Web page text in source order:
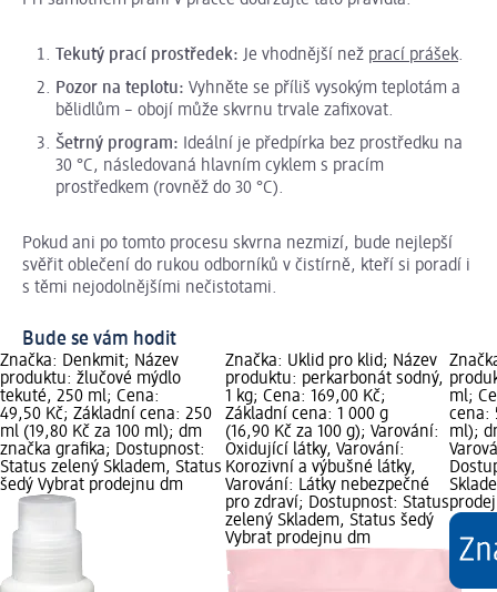
Tekutý prací prostředek: Je vhodnější než prací prášek.
Pozor na teplotu: Vyhněte se příliš vysokým teplotám a
bělidlům – obojí může skvrnu trvale zafixovat.
Šetrný program: Ideální je předpírka bez prostředku na
30 °C, následovaná hlavním cyklem s pracím
prostředkem (rovněž do 30 °C).
Pokud ani po tomto procesu skvrna nezmizí, bude nejlepší
svěřit oblečení do rukou odborníků v čistírně, kteří si poradí i
s těmi nejodolnějšími nečistotami.
Bude se vám hodit
Značka: Denkmit; Název
produktu: žlučové mýdlo
tekuté, 250 ml; Cena:
49,50 Kč; Základní cena: 250
ml (19,80 Kč za 100 ml); dm
značka grafika; Dostupnost:
Status zelený Skladem, Status
šedý Vybrat prodejnu dm
Značka: Úklid pro klid; Název
produktu: perkarbonát sodný,
1 kg; Cena: 169,00 Kč;
Základní cena: 1 000 g
(16,90 Kč za 100 g); Varování:
Oxidující látky, Varování:
Korozivní a výbušné látky,
Varování: Látky nebezpečné
pro zdraví; Dostupnost: Status
zelený Skladem, Status šedý
Vybrat prodejnu dm
ml;
cena:
ml);